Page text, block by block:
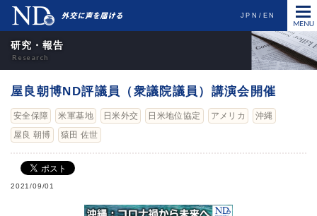
JPN EN
研究・報告
屋良朝博ND評議員（衆議院議員）講演会開催
安全保障 米軍基地 日米外交 日米地位協定 アメリカ
沖縄
屋良 朝博
猿田 佐世
2021/09/01